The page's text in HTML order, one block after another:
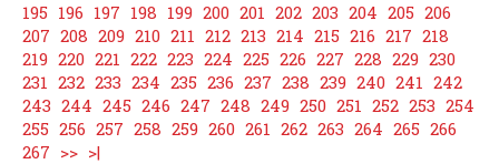
195 196 197 198 199 200 201 202 203 204 205 206
207 208 209 210 211 212 213 214 215 216 217 218
219 220 221 222 223 224 225 226 227 228 229 230
231 232 233 234 235 236 237 238 239 240 241 242
243 244 245 246 247 248 249 250 251 252 253 254
255 256 257 258 259 260 261 262 263 264 265 266
267 >> >|